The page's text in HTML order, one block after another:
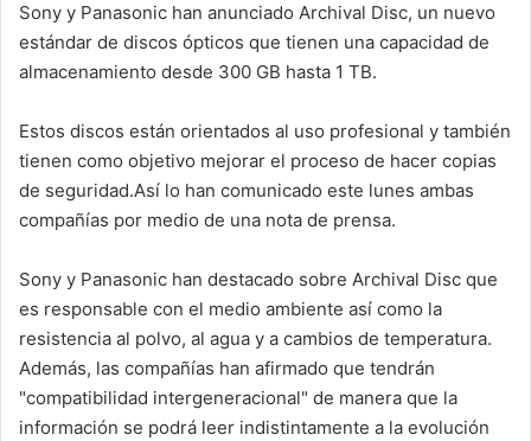
Sony y Panasonic han anunciado Archival Disc, un nuevo
estándar de discos ópticos que tienen una capacidad de
almacenamiento desde 300 GB hasta 1 TB.
Estos discos están orientados al uso profesional y también
tienen como objetivo mejorar el proceso de hacer copias
de seguridad.Así lo han comunicado este lunes ambas
compañías por medio de una nota de prensa.
Sony y Panasonic han destacado sobre Archival Disc que
es responsable con el medio ambiente así como la
resistencia al polvo, al agua y a cambios de temperatura.
Además, las compañías han afirmado que tendrán
"compatibilidad intergeneracional" de manera que la
información se podrá leer indistintamente a la evolución